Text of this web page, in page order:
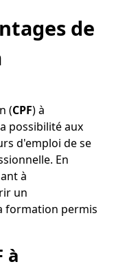
de
(CPF) à
possibilité aux
d'emploi de se
En
à
un
formation permis
à